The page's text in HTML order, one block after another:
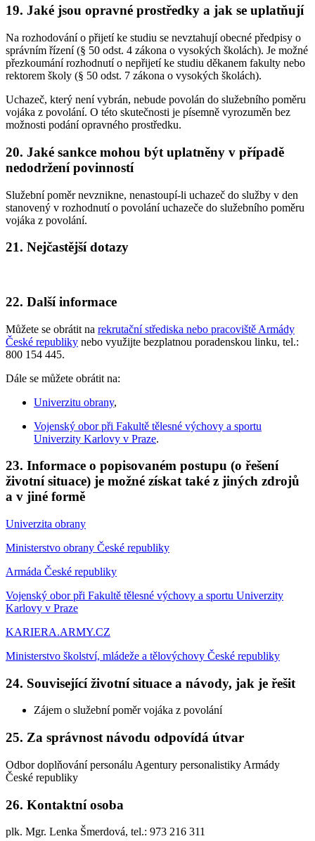
19. Jaké jsou opravné prostředky a jak se uplatňují
Na rozhodování o přijetí ke studiu se nevztahují obecné předpisy o
správním řízení (§ 50 odst. 4 zákona o vysokých školách). Je možné
přezkoumání rozhodnutí o nepřijetí ke studiu děkanem fakulty nebo
rektorem školy (§ 50 odst. 7 zákona o vysokých školách).
Uchazeč, který není vybrán, nebude povolán do služebního poměru
vojáka z povolání. O této skutečnosti je písemně vyrozuměn bez
možnosti podání opravného prostředku.
20. Jaké sankce mohou být uplatněny v případě
nedodržení povinností
Služební poměr nevznikne, nenastoupí-li uchazeč do služby v den
stanovený v rozhodnutí o povolání uchazeče do služebního poměru
vojáka z povolání.
21. Nejčastější dotazy
22. Další informace
Můžete se obrátit na rekrutační střediska nebo pracoviště Armády
České republiky nebo využijte bezplatnou poradenskou linku, tel.:
800 154 445.
Dále se můžete obrátit na:
Univerzitu obrany,
Vojenský obor při Fakultě tělesné výchovy a sportu
Univerzity Karlovy v Praze.
23. Informace o popisovaném postupu (o řešení
životní situace) je možné získat také z jiných zdrojů
a v jiné formě
Univerzita obrany
Ministerstvo obrany České republiky
Armáda České republiky
Vojenský obor při Fakultě tělesné výchovy a sportu Univerzity
Karlovy v Praze
KARIERA.ARMY.CZ
Ministerstvo školství, mládeže a tělovýchovy České republiky
24. Související životní situace a návody, jak je řešit
Zájem o služební poměr vojáka z povolání
25. Za správnost návodu odpovídá útvar
Odbor doplňování personálu Agentury personalistiky Armády
České republiky
26. Kontaktní osoba
plk. Mgr. Lenka Šmerdová, tel.: 973 216 311